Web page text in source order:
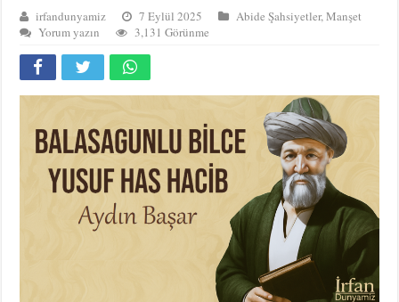
irfandunyamiz 7 Eylül 2025 Abide Şahsiyetler,Manşet
Yorum yazın
3,131 Görünme